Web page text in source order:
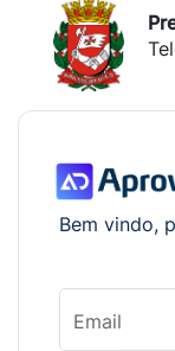
Bem vindo,
Email